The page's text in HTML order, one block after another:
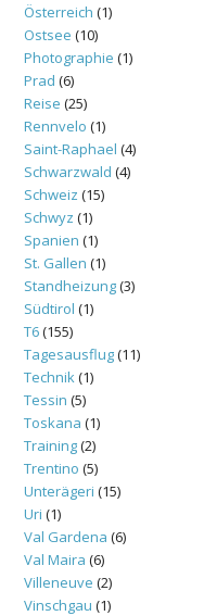
Österreich (1)
Ostsee (10)
Photographie (1)
Prad (6)
Reise (25)
Rennvelo (1)
Saint-Raphael (4)
Schwarzwald (4)
Schweiz (15)
Schwyz (1)
Spanien (1)
St. Gallen (1)
Standheizung(3)
Südtirol (1)
T6(155)
Tagesausflug(11)
Technik(1)
Tessin (5)
Toskana (1)
Training(2)
Trentino (5)
Unterägeri (15)
Uri (1)
Val Gardena (6)
Val Maira (6)
Villeneuve (2)
Vinschgau (1)